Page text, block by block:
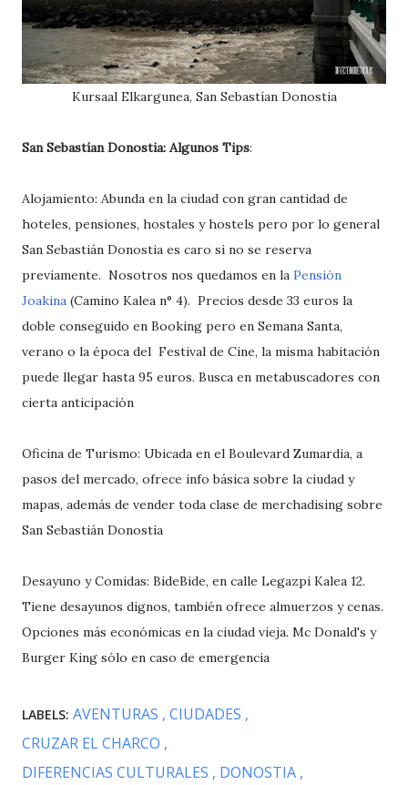
Kursaal Elkargunea, San Sebastían Donostia
San Sebastían Donostia: Algunos Tips:
Alojamiento: Abunda en la ciudad con gran cantidad de
hoteles, pensiones, hostales y hostels pero por lo general
San Sebastián Donostia es caro si no se reserva
previamente. Nosotros nos quedamos en la Pensión
Joakina (Camino Kalea n° 4). Precios desde 33 euros la
doble conseguido en Booking pero en Semana Santa,
verano o la época del Festival de Cine, la misma habitación
puede llegar hasta 95 euros. Busca en metabuscadores con
cierta anticipación
Oficina de Turismo: Ubicada en el Boulevard Zumardia, a
pasos del mercado, ofrece info básica sobre la ciudad y
mapas, además de vender toda clase de merchadising sobre
San Sebastián Donostia
Desayuno y Comidas: BideBide, en calle Legazpi Kalea 12.
Tiene desayunos dignos, también ofrece almuerzos y cenas.
Opciones más económicas en la ciudad vieja. Mc Donald's y
Burger King sólo en caso de emergencia
LABELS: AVENTURAS CIUDADES
CRUZAR EL CHARCO
DIFERENCIAS CULTURALES
DONOSTIA